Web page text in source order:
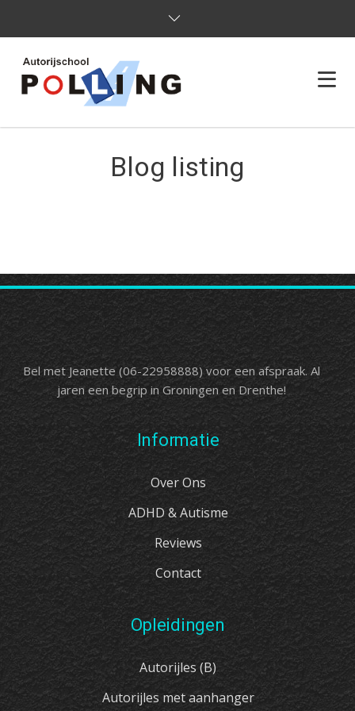
ADHD & AUTISME
CONTACT
Blog listing
Bel met Jeanette (06-22958888) voor een afspraak. Al
jaren een begrip in Groningen en Drenthe!
Informatie
Over Ons
ADHD & Autisme
Reviews
Contact
Opleidingen
Autorijles (B)
Autorijles met aanhanger